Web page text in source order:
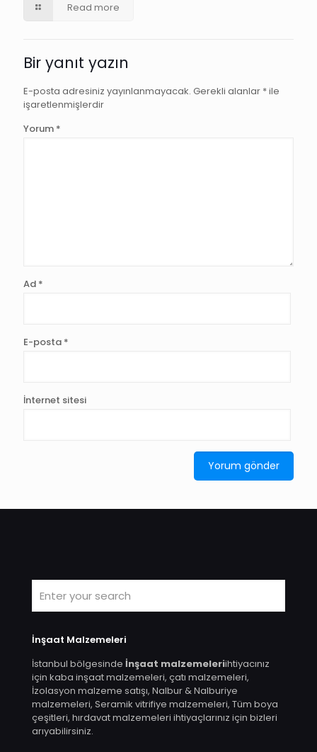
Read more
Bir yanıt yazın
E-posta adresiniz yayınlanmayacak. Gerekli alanlar *ile
işaretlenmişlerdir
Yorum *
Ad *
E-posta *
İnternet sitesi
İnşaat Malzemeleri
İstanbul bölgesinde İnşaat malzemeleriihtiyacınız
için kaba inşaat malzemeleri, çatı malzemeleri,
İzolasyon malzeme satışı, Nalbur & Nalburiye
malzemeleri, Seramik vitrifiye malzemeleri, Tüm boya
çeşitleri, hırdavat malzemeleri ihtiyaçlarınız için bizleri
arıyabilirsiniz.